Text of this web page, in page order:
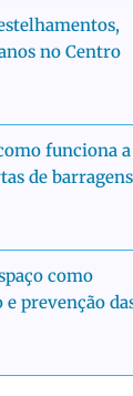
no Centro
funciona a
de barragens
como
prevenção